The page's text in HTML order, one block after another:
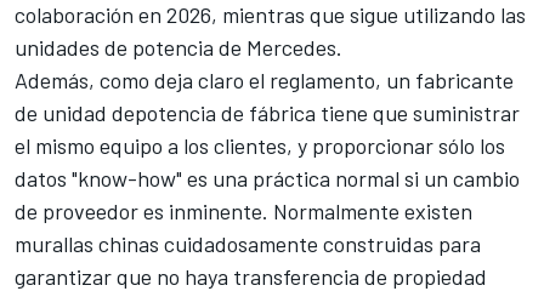
colaboración en 2026, mientras que sigue utilizando las
unidades de potencia de Mercedes.
Además, como deja claro el reglamento, un fabricante
de unidad depotencia de fábrica tiene que suministrar
el mismo equipo a los clientes, y proporcionar sólo los
datos "know-how" es una práctica normal si un cambio
de proveedor es inminente. Normalmente existen
murallas chinas cuidadosamente construidas para
garantizar que no haya transferencia de propiedad